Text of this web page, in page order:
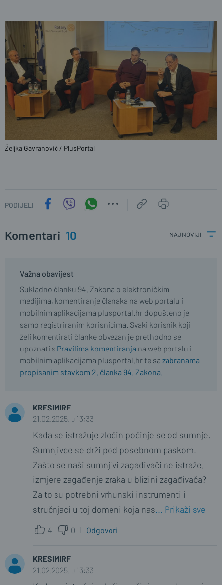
Željka Gavranović / PlusPortal
PODIJELI
Komentari 10 najnoviji
Važna obavijest
Sukladno članku 94. Zakona o elektroničkim
medijima, komentiranje članaka na web portalu i
mobilnim aplikacijama plusportal.hr dopušteno je
samo registriranim korisnicima. Svaki korisnik koji
želi komentirati članke obvezan je prethodno se
upoznati s Pravilima komentiranja na web portalu i
mobilnim aplikacijama plusportal.hr te sa zabranama
propisanim stavkom 2. članka 94. Zakona.
KRESIMIRF
21.02.2025. u 13:33
Kada se istražuje zločin počinje se od sumnje.
Sumnjivce se drži pod posebnom paskom.
Zašto se naši sumnjivi zagađivači ne istraže,
izmjere zagađenje zraka u blizini zagađivača?
Za to su potrebni vrhunski instrumenti i
stručnjaci u toj domeni koja nas... Prikaži sve
4 0 Odgovori
KRESIMIRF
21.02.2025. u 13:33